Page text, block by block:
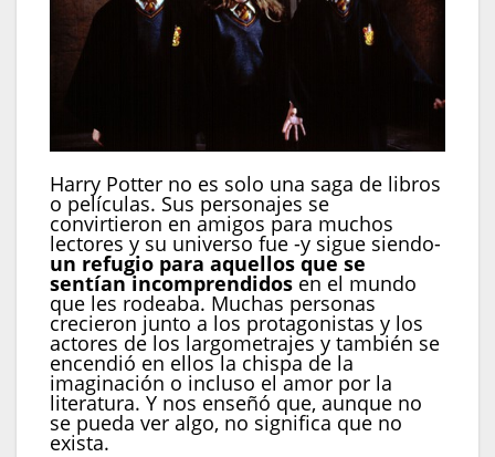
Harry Potter no es solo una saga de libros
o películas. Sus personajes se
convirtieron en amigos para muchos
lectores y su universo fue -y sigue siendo-
un refugio para aquellos que se
sentían incomprendidos en el mundo
que les rodeaba. Muchas personas
crecieron junto a los protagonistas y los
actores de los largometrajes y también se
encendió en ellos la chispa de la
imaginación o incluso el amor por la
literatura. Y nos enseñó que, aunque no
se pueda ver algo, no significa que no
exista.